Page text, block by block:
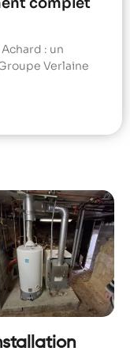
: un
Verlaine